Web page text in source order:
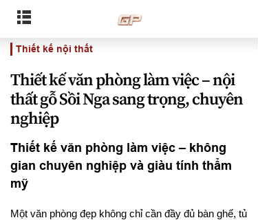
Thiết kế nội thất
Thiết kế văn phòng làm việc – nội
thất gỗ Sồi Nga sang trọng, chuyên
nghiệp
Thiết kế văn phòng làm việc – không
gian chuyên nghiệp và giàu tính thẩm
mỹ
Một văn phòng đẹp không chỉ cần đầy đủ bàn ghế, tủ